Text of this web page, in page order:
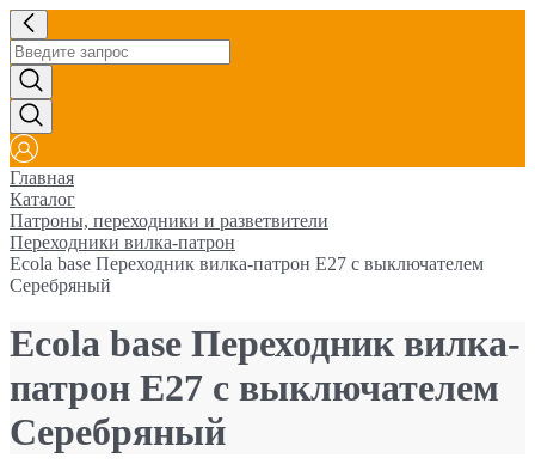
Главная
Каталог
Патроны, переходники и разветвители
Переходники вилка-патрон
Ecola base Переходник вилка-патрон E27 с выключателем
Серебряный
Ecola base Переходник вилка-
патрон E27 с выключателем
Серебряный